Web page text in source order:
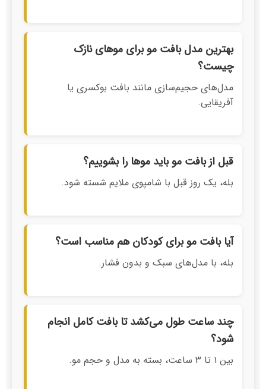
بهترین مدل بافت مو برای موهای نازک
چیست؟
مدل‌های حجیم‌سازی مانند بافت بوکسری یا
آفریقایی.
قبل از بافت مو باید موها را بشوییم؟
بله، یک روز قبل با شامپوی ملایم شسته شود.
آیا بافت مو برای کودکان هم مناسب است؟
بله، با مدل‌های سبک و بدون فشار.
چند ساعت طول می‌کشد تا بافت کامل انجام
شود؟
بین ۱ تا ۳ ساعت، بسته به مدل و حجم مو.